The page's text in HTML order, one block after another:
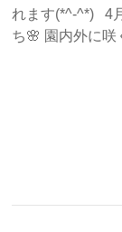
れます(*^-^*) 4
ち🌸 園内外に